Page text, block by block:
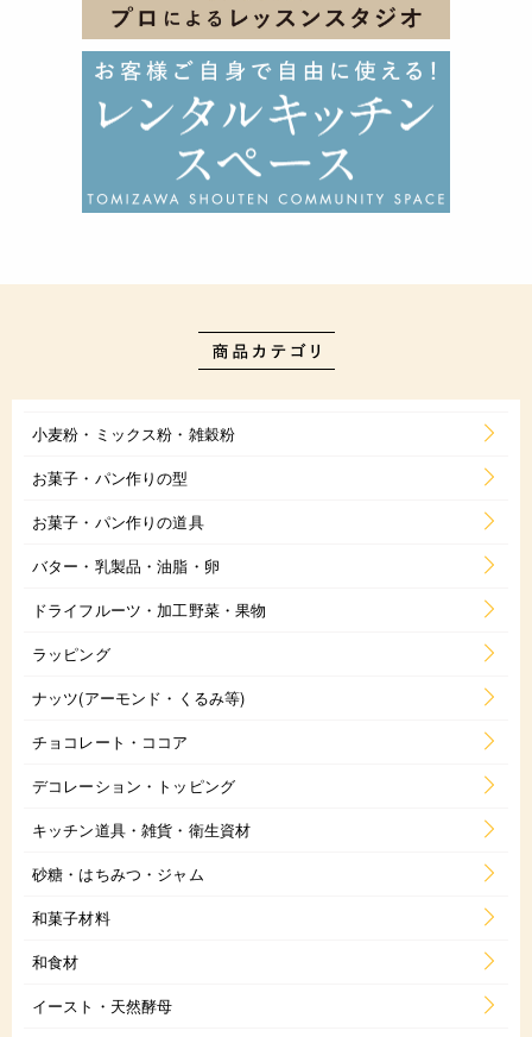
小麦粉・ミックス粉・雑穀粉
お菓子・パン作りの型
お菓子・パン作りの道具
バター・乳製品・油脂・卵
ドライフルーツ・加工野菜・果物
ラッピング
ナッツ(アーモンド・くるみ等)
チョコレート・ココア
デコレーション・トッピング
キッチン道具・雑貨・衛生資材
砂糖・はちみつ・ジャム
和菓子材料
和食材
イースト・天然酵母